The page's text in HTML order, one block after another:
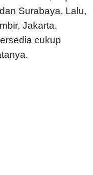
Surabaya. Lalu,
Jakarta.
cukup